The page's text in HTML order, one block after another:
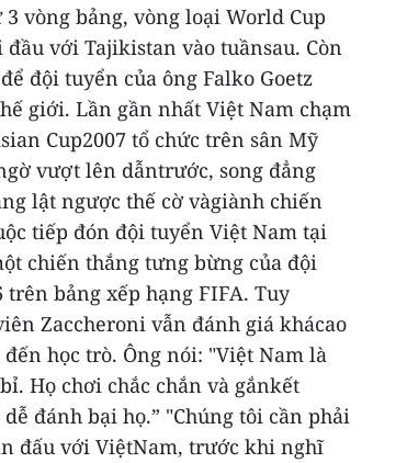
vòng bảng, vòng loại World Cup
với Tajikistan vào tuầnsau. Còn
đội tuyển của ông Falko Goetz
giới. Lần gần nhất Việt Nam chạm
Cup2007 tổ chức trên sân Mỹ
vượt lên dẫntrước, song đẳng
lật ngược thế cờ vàgiành chiến
tiếp đón đội tuyển Việt Nam tại
chiến thắng tưng bừng của đội
bảng xếp hạng FIFA. Tuy
Zaccheroni vẫn đánh giá khácao
học trò. Ông nói: "Việt Nam là
Họ chơi chắc chắn và gắnkết
đánh bại họ.” "Chúng tôi cần phải
đấu với ViệtNam, trước khi nghĩ